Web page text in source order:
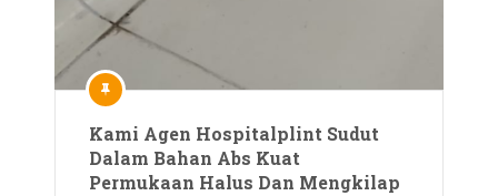
Kami Agen Hospitalplint Sudut
Dalam Bahan Abs Kuat
Permukaan Halus Dan Mengkilap